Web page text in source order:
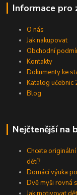
Informace pro
O nás
Jak nakupovat
Obchodní
Kontakty
Dokumenty ke
Katalog učebnic
Blog
Nejčtenější na
Chcete
dětí?
Domácí výuka
Dvě myši rovná